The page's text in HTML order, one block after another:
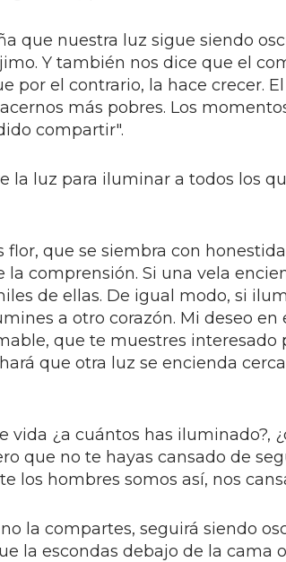
que nuestra luz sigue siendo
Y también nos dice que el
por el contrario, la hace crecer.
más pobres. Los
compartir".
la luz para iluminar a todos los
flor, que se siembra con
la comprensión. Si una vela
de ellas. De igual modo, si
a otro corazón. Mi deseo en
que te muestres interesado
que otra luz se encienda
vida ¿a cuántos has iluminado?,
que no te hayas cansado de
los hombres somos así, nos
la compartes, seguirá siendo
la escondas debajo de la cama